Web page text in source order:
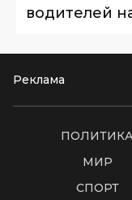
водителей
Реклама
МИР
СПОРТ